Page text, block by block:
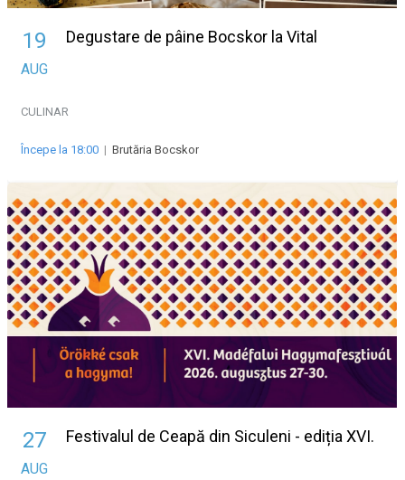
19
AUG
Degustare de pâine Bocskor la Vital
CULINAR
Începe la 18:00 | Brutăria Bocskor
27
AUG
Festivalul de Ceapă din Siculeni - ediția XVI.